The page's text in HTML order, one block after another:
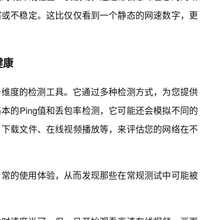
不稳定。这比仅仅看到一个静态的网速数字，更
康
度的检测工具。它通过多种检测方式，为您提供
的Ping值和丢包率检测，它可能还会模拟不同的
载文件、在线视频播放等，来评估您的网络在不
的使用体验，从而发现那些在常规测试中可能被